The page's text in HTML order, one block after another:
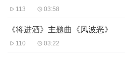
113 03:58
《将进酒》主题曲《风波恶》
110 03:22